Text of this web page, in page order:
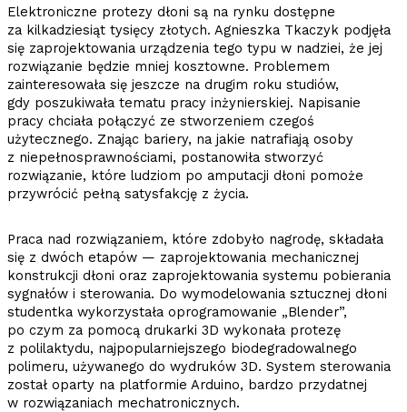
Elektroniczne protezy dłoni są na rynku dostępne
za kilkadziesiąt tysięcy złotych. Agnieszka Tkaczyk podjęła
się zaprojektowania urządzenia tego typu w nadziei, że jej
rozwiązanie będzie mniej kosztowne. Problemem
zainteresowała się jeszcze na drugim roku studiów,
gdy poszukiwała tematu pracy inżynierskiej. Napisanie
pracy chciała połączyć ze stworzeniem czegoś
użytecznego. Znając bariery, na jakie natrafiają osoby
z niepełnosprawnościami, postanowiła stworzyć
rozwiązanie, które ludziom po amputacji dłoni pomoże
przywrócić pełną satysfakcję z życia.
Praca nad rozwiązaniem, które zdobyło nagrodę, składała
się z dwóch etapów — zaprojektowania mechanicznej
konstrukcji dłoni oraz zaprojektowania systemu pobierania
sygnałów i sterowania. Do wymodelowania sztucznej dłoni
studentka wykorzystała oprogramowanie „Blender”,
po czym za pomocą drukarki 3D wykonała protezę
z polilaktydu, najpopularniejszego biodegradowalnego
polimeru, używanego do wydruków 3D. System sterowania
został oparty na platformie Arduino, bardzo przydatnej
w rozwiązaniach mechatronicznych.